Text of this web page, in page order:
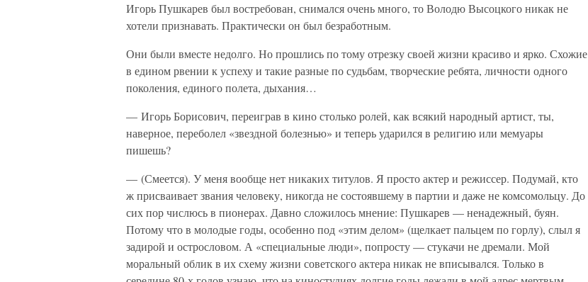
Игорь Пушкарев был востребован, снимался очень много, то Володю Высоцкого никак не
хотели признавать. Практически он был безработным.
Они были вместе недолго. Но прошлись по тому отрезку своей жизни красиво и ярко. Схожие
в едином рвении к успеху и такие разные по судьбам, творческие ребята, личности одного
поколения, единого полета, дыхания…
— Игорь Борисович, переиграв в кино столько ролей, как всякий народный артист, ты,
наверное, переболел «звездной болезнью» и теперь ударился в религию или мемуары
пишешь?
— (Смеется). У меня вообще нет никаких титулов. Я просто актер и режиссер. Подумай, кто
ж присваивает звания человеку, никогда не состоявшему в партии и даже не комсомольцу. До
сих пор числюсь в пионерах. Давно сложилось мнение: Пушкарев — ненадежный, буян.
Потому что в молодые годы, особенно под «этим делом» (щелкает пальцем по горлу), слыл я
задирой и острословом. А «специальные люди», попросту — стукачи не дремали. Мой
моральный облик в их схему жизни советского актера никак не вписывался. Только в